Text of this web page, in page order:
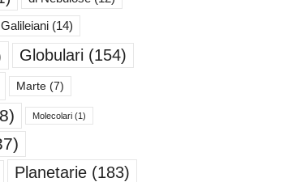
Galileiani(14)
Globulari (154)
Marte(7)
Molecolari(1)
Planetarie(183)